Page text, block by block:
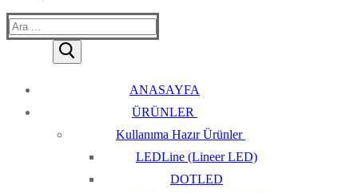
Arama:
ANASAYFA
ÜRÜNLER
Kullanıma Hazır Ürünler
LEDLine (Lineer LED)
DOTLED